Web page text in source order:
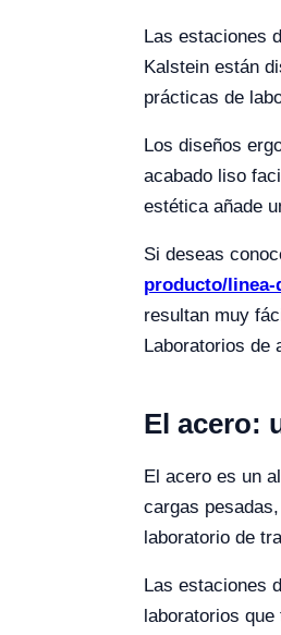
Las estaciones
Kalstein están
prácticas de
Los diseños
acabado liso
estética añade
Si deseas
producto/
resultan muy
Laboratorios de
El acero:
El acero es un
cargas
laboratorio de
Las estaciones
laboratorios